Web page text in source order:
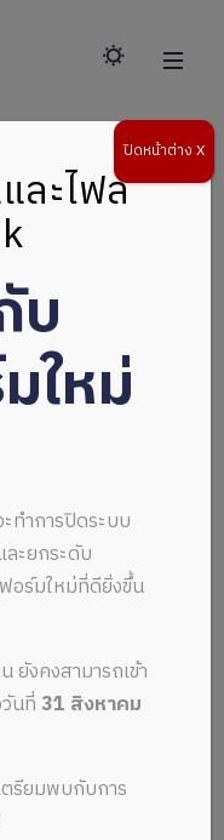
ละไฟล์
บ
ใหม่
ทำการปิดระบบ
ละยกระดับ
อร์มใหม่ที่ดียิ่งขึ้น
ยังคงสามารถเข้า
นที่ 31 สิงหาคม
รียมพบกับการ
ปิดหน้าต่าง X